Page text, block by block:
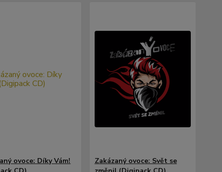
ovoce: Díky Vám!
Zakázaný ovoce: Svět se